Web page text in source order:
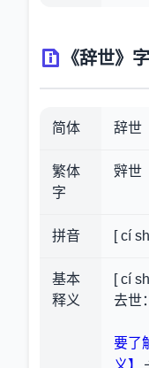
《辞世》
简体 辞世
繁体
字
辤世
拼音 [ cí
基本
释义
[ cí
去世
要了
义】